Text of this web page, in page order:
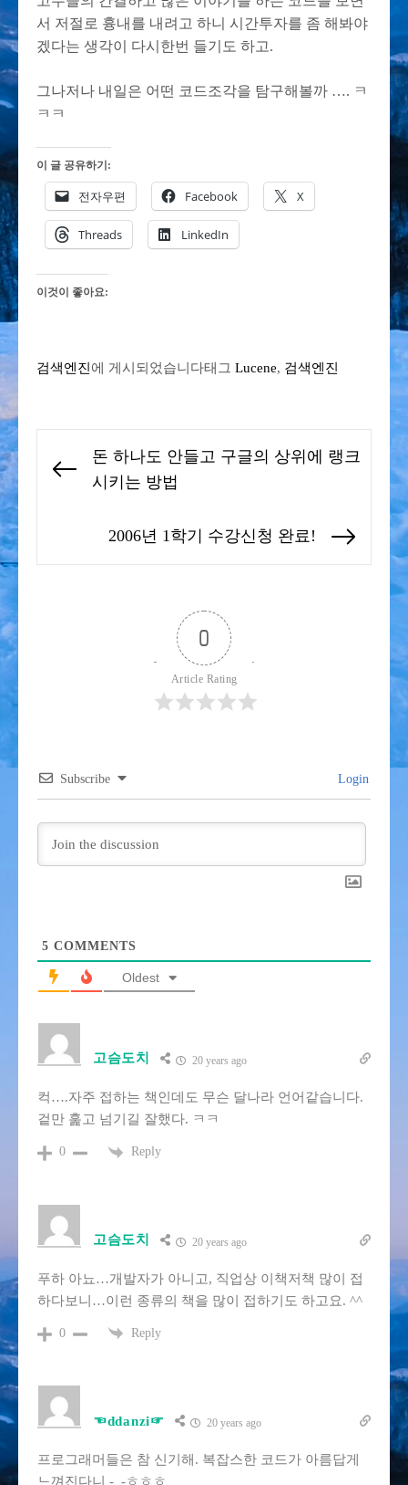
서 저절로 흉내를 내려고 하니 시간투자를 좀 해봐야
겠다는 생각이 다시한번 들기도 하고.
그나저나 내일은 어떤 코드조각을 탐구해볼까 …. ㅋ
ㅋㅋ
이 글 공유하기:
전자우편 Facebook X
Threads LinkedIn
이것이 좋아요:
검색엔진에 게시되었습니다태그 Lucene, 검색엔진
탐
Previous
돈 하나도 안들고 구글의 상위에 랭크
시키는 방법
Next
2006년 1학기 수강신청 완료!
0
Article Rating
Subscribe Login
5 COMMENTS
Oldest
고슴도치 20 years ago
컥….자주 접하는 책인데도 무슨 달나라 언어같습니다.
겉만 훑고 넘기길 잘했다. ㅋㅋ
0 Reply
고슴도치 20 years ago
푸하 아뇨…개발자가 아니고, 직업상 이책저책 많이 접
하다보니…이런 종류의 책을 많이 접하기도 하고요. ^^
0 Reply
☜ddanzi☞ 20 years ago
프로그래머들은 참 신기해. 복잡스한 코드가 아름답게
느껴진다니 -_-ㅎㅎㅎ